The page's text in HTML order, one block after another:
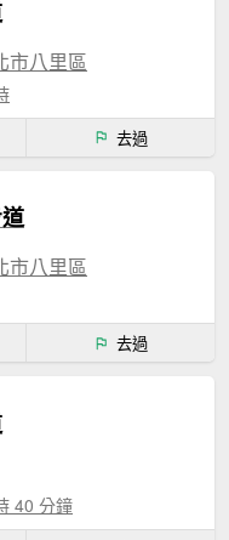
市八里區
去過
市八里區
去過
40 分鐘